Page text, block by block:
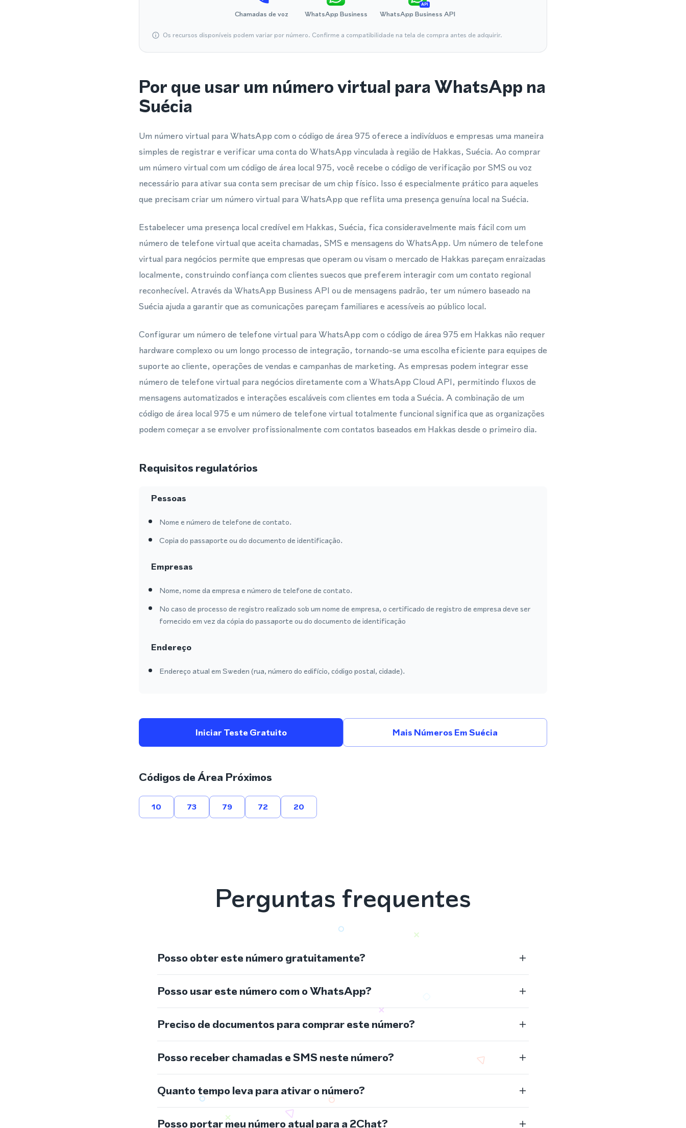
Chamadas de voz WhatsApp Business
API
WhatsApp Business API
Os recursos disponíveis podem variar por número. Confirme a compatibilidade na tela de compra antes de adquirir.
Por que usar um número virtual para WhatsApp na
Suécia
Um número virtual para WhatsApp com o código de área 975 oferece a indivíduos e empresas uma maneira
simples de registrar e verificar uma conta do WhatsApp vinculada à região de Hakkas, Suécia. Ao comprar
um número virtual com um código de área local 975, você recebe o código de verificação por SMS ou voz
necessário para ativar sua conta sem precisar de um chip físico. Isso é especialmente prático para aqueles
que precisam criar um número virtual para WhatsApp que reflita uma presença genuína local na Suécia.
Estabelecer uma presença local credível em Hakkas, Suécia, fica consideravelmente mais fácil com um
número de telefone virtual que aceita chamadas, SMS e mensagens do WhatsApp. Um número de telefone
virtual para negócios permite que empresas que operam ou visam o mercado de Hakkas pareçam enraizadas
localmente, construindo confiança com clientes suecos que preferem interagir com um contato regional
reconhecível. Através da WhatsApp Business API ou de mensagens padrão, ter um número baseado na
Suécia ajuda a garantir que as comunicações pareçam familiares e acessíveis ao público local.
Configurar um número de telefone virtual para WhatsApp com o código de área 975 em Hakkas não requer
hardware complexo ou um longo processo de integração, tornando-se uma escolha eficiente para equipes de
suporte ao cliente, operações de vendas e campanhas de marketing. As empresas podem integrar esse
número de telefone virtual para negócios diretamente com a WhatsApp Cloud API, permitindo fluxos de
mensagens automatizados e interações escaláveis com clientes em toda a Suécia. A combinação de um
código de área local 975 e um número de telefone virtual totalmente funcional significa que as organizações
podem começar a se envolver profissionalmente com contatos baseados em Hakkas desde o primeiro dia.
Requisitos regulatórios
Pessoas
Nome e número de telefone de contato.
Copia do passaporte ou do documento de identificação.
Empresas
Nome, nome da empresa e número de telefone de contato.
No caso de processo de registro realizado sob um nome de empresa, o certificado de registro de empresa deve ser
fornecido em vez da cópia do passaporte ou do documento de identificação
Endereço
Endereço atual em Sweden (rua, número do edifício, código postal, cidade).
Iniciar Teste Gratuito Mais Números Em Suécia
Códigos de Área Próximos
10 73 79 72 20
Perguntas frequentes
Posso obter este número gratuitamente?
Posso usar este número com o WhatsApp?
Preciso de documentos para comprar este número?
Posso receber chamadas e SMS neste número?
Quanto tempo leva para ativar o número?
Posso portar meu número atual para a 2Chat?